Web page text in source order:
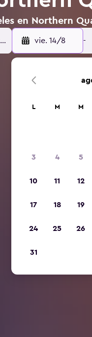
en Northern
vie. 14/8 -
L M M
3 4 5
10 11 12
17 18 19
24 25 26
31